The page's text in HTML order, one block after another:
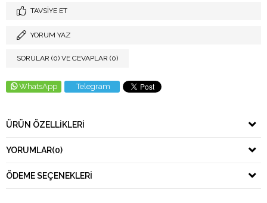
TAVSIYE ET
YORUM YAZ
SORULAR (0) VE CEVAPLAR (0)
WhatsApp Telegram
ÜRÜN ÖZELLIKLERI
YORUMLAR(0)
ÖDEME SEÇENEKLERI